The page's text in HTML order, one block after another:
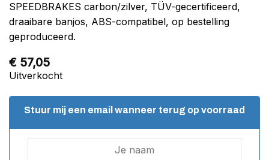
SPEEDBRAKES carbon/zilver, TÜV-gecertificeerd,
draaibare banjos, ABS-compatibel, op bestelling
geproduceerd.
€ 57,05
Uitverkocht
Stuur mij een email wanneer terug op voorraad